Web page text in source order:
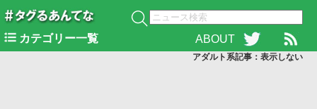
カテゴリー一覧 ABOUT
アダルト系記事：表示しない